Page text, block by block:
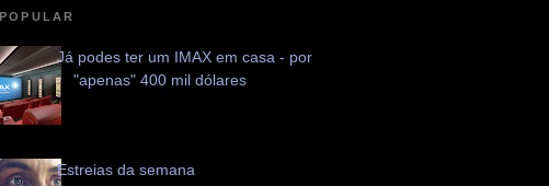
POPULAR
Já podes ter um IMAX em casa - por
"apenas" 400 mil dólares
Estreias da semana